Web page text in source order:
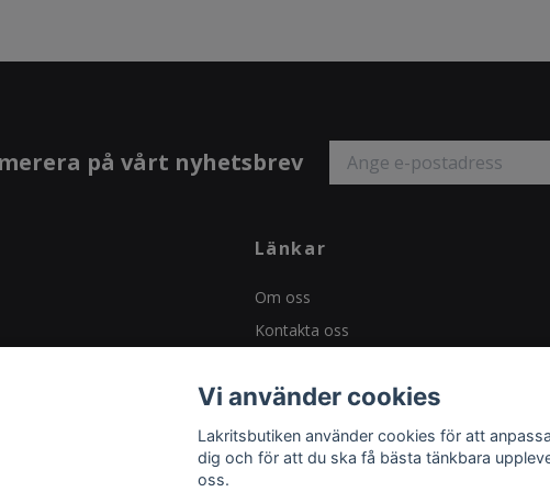
på vårt nyhetsbrev
Länkar
Om oss
Kontakta oss
Vi använder cookies
Lakritsbutiken använder cookies för att
dig och för att du ska få bästa tänkbara
oss.